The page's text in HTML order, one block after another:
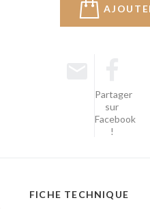
Partager
sur
Facebook
!
FICHE TECHNIQUE